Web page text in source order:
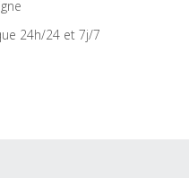
24h/24 et 7j/7